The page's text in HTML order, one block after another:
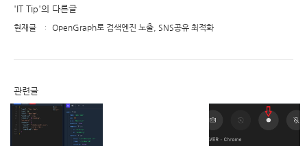
'IT Tip'의 다른글
현재글 OpenGraph로 검색엔진 노출, SNS공유 최적화
관련글